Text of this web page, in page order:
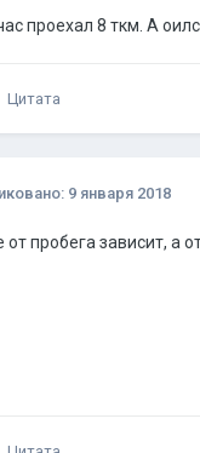
проехал 8 ткм. А
Цитата
9 января 2018
от пробега зависит, а